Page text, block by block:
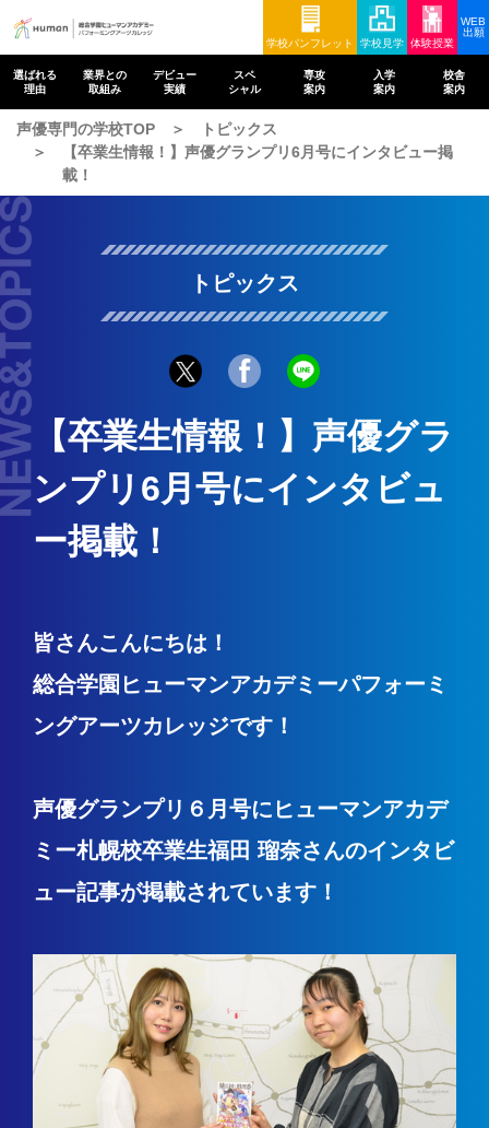
学校パンフレット 学校見学 体験授業
WEB
出願
選ばれる
理由
業界との
取組み
デビュー
実績
スペ
シャル
専攻
案内
入学
案内
校舎
案内
声優専門の学校TOP
トピックス
【卒業生情報！】声優グランプリ6月号にインタビュー掲
載！
トピックス
【卒業生情報！】声優グラ
ンプリ6月号にインタビュ
ー掲載！
皆さんこんにちは！
総合学園ヒューマンアカデミーパフォーミ
ングアーツカレッジです！
声優グランプリ６月号にヒューマンアカデ
ミー札幌校卒業生福田 瑠奈さんのインタビ
ュー記事が掲載されています！